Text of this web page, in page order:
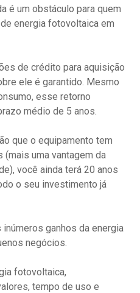
é um obstáculo para quem
energia fotovoltaica em
de crédito para aquisição
ele é garantido. Mesmo
esse retorno
médio de 5 anos.
que o equipamento tem
(mais uma vantagem da
você ainda terá 20 anos
o seu investimento já
ganhos da energia
negócios.
fotovoltaica,
tempo de uso e